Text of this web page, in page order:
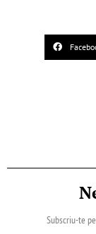
Subscriu-te